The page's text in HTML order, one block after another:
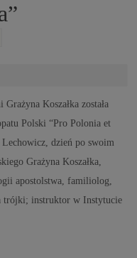
Koszałka została
Polski “Pro Polonia et
Lechowicz, dzień po swoim
Grażyna Koszałka,
apostolstwa, familiolog,
trójki; instruktor w Instytucie